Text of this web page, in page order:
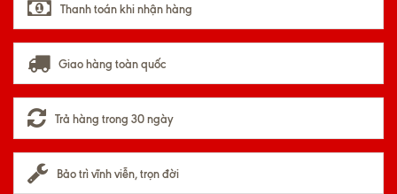
Thanh toán khi nhận hàng
Giao hàng toàn quốc
Trả hàng trong 30 ngày
Bảo trì vĩnh viễn, trọn đời